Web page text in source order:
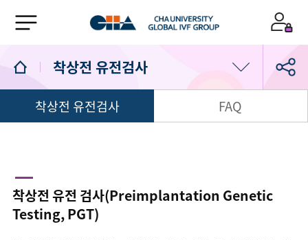
착상전 유전검사
난임검사
인공수정
시험관아기 시술
착상전 유전검사 FAQ
착상전 유전 검사(Preimplantation Genetic
Testing, PGT)